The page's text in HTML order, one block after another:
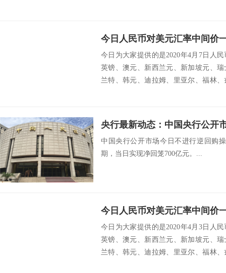
今日人民币对美元汇率中间价
今日为大家提供的是2020年4月7日人
英镑、澳元、新西兰元、新加坡元、
兰特、韩元、迪拉姆、里亚尔、福林
中国央行公开市场今日不进行逆回购
期，当日实现净回笼700亿元。...
今日人民币对美元汇率中间价
今日为大家提供的是2020年4月3日人
英镑、澳元、新西兰元、新加坡元、
兰特、韩元、迪拉姆、里亚尔、福林